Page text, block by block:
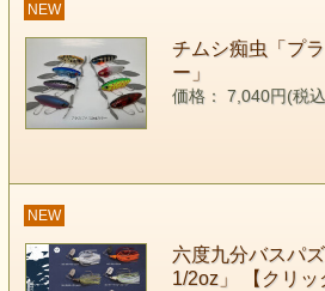
NEW
チムシ痴虫「プ
ー」
価格： 7,040円(税
NEW
六度九分バスパ
1/2oz」 【クリッ